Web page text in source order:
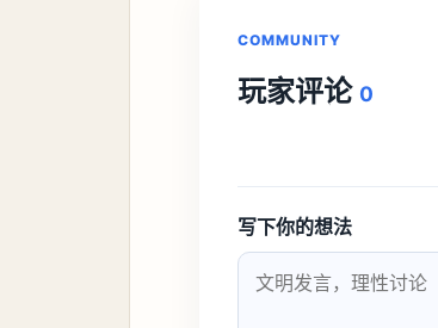
COMMUNITY
玩家评论 0
写下你的想法